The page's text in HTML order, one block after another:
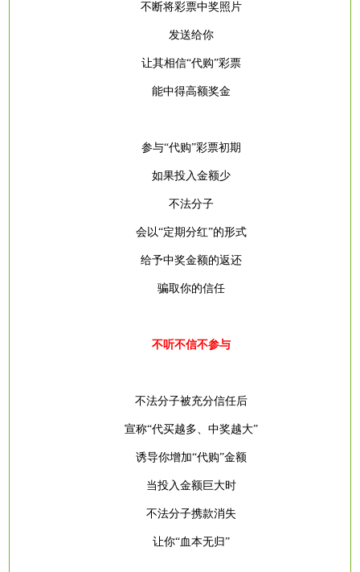
不断将彩票中奖照片
发送给你
让其相信“代购”彩票
能中得高额奖金
参与“代购”彩票初期
如果投入金额少
不法分子
会以“定期分红”的形式
给予中奖金额的返还
骗取你的信任
不听不信不参与
不法分子被充分信任后
宣称“代买越多、中奖越大”
诱导你增加“代购”金额
当投入金额巨大时
不法分子携款消失
让你“血本无归”